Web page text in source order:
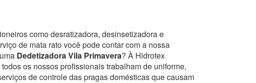
como desratizadora, desinsetizadora e
de mata rato você pode contar com a nossa
Dedetizadora Vila Primavera? À Hidrotex
os nossos profissionais trabalham de uniforme,
de controle das pragas domésticas que causam